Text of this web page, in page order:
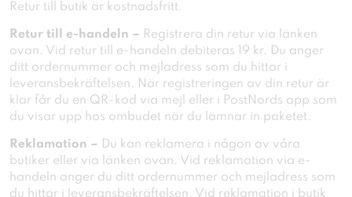
Retur till butik är kostnadsfritt.
Retur till e-handeln – Registrera din retur via länken
ovan. Vid retur till e-handeln debiteras 19 kr. Du anger
ditt ordernummer och mejladress som du hittar i
leveransbekräftelsen. När registreringen av din retur är
klar får du en QR-kod via mejl eller i PostNords app som
du visar upp hos ombudet när du lämnar in paketet.
Reklamation – Du kan reklamera i någon av våra
butiker eller via länken ovan. Vid reklamation via e-
handeln anger du ditt ordernummer och mejladress som
du hittar i leveransbekräftelsen. Vid reklamation i butik